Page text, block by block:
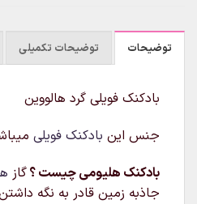
توضیحات توضیحات تکمیلی
بادکنک فویلی گرد هالووین
جنس این بادکنک فویلی
بادکنک هلیومی چیست ؟گاز
جاذبه زمین قادر به نگه